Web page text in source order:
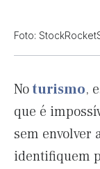
Foto:
Noturismo,
que é
sem envolver
identifiquem